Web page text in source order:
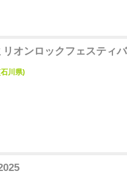
オンロックフェスティ
川県)